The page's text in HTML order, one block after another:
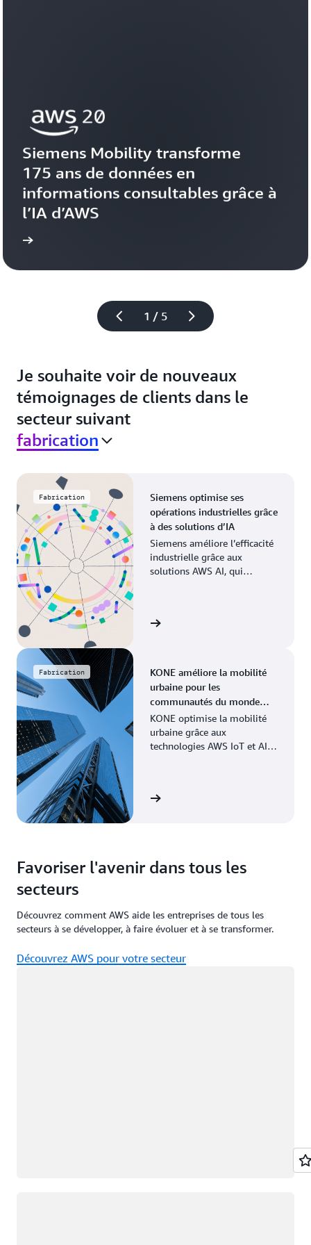
1 / 5
Siemens Mobility transforme
175 ans de données en
informations consultables grâce à
l’IA d’AWS
Voir le
Je souhaite voir de nouveaux
témoignages de clients dans le
secteur suivant
fabrication
Fabrication
Siemens optimise ses
opérations industrielles grâce
à des solutions d’IA
Siemens améliore l’efficacité
industrielle grâce aux
solutions AWS AI, qui
Voir le témoignage
Fabrication
KONE améliore la mobilité
urbaine pour les
communautés du monde
entier
KONE optimise la mobilité
urbaine grâce aux
technologies AWS IoT et AI,
Voir le témoignage
Favoriser l'avenir dans tous les
secteurs
Découvrez comment AWS aide les entreprises de tous les
secteurs à se développer, à faire évoluer et à se transformer.
Découvrez AWS pour votre secteur